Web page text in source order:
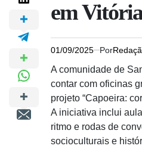
em Vitória
01/09/2025 Por
A comunidade de
contar com oficinas
projeto “Capoeira:
A iniciativa inclui
ritmo e rodas de
socioculturais e